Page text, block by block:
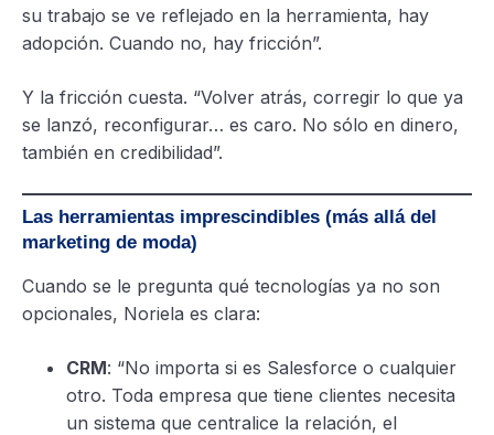
su trabajo se ve reflejado en la herramienta, hay
adopción. Cuando no, hay fricción”.
Y la fricción cuesta. “Volver atrás, corregir lo que ya
se lanzó, reconfigurar… es caro. No sólo en dinero,
también en credibilidad”.
Las herramientas imprescindibles (más allá del
marketing de moda)
Cuando se le pregunta qué tecnologías ya no son
opcionales, Noriela es clara:
CRM: “No importa si es Salesforce o cualquier
otro. Toda empresa que tiene clientes necesita
un sistema que centralice la relación, el